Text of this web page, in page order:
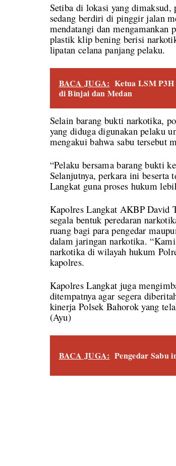
Setiba di lokasi yang dimaksud,
sedang berdiri di pinggir jalan
mendatangi dan mengamankan
plastik klip bening berisi
lipatan celana panjang pelaku.
BACA JUGA: Ketua LSM
di Binjai dan Medan
Selain barang bukti narkotika,
yang diduga digunakan pelaku
mengakui bahwa sabu tersebut
“Pelaku bersama barang bukti
Selanjutnya, perkara ini beserta
Langkat guna proses hukum
Kapolres Langkat AKBP David
segala bentuk peredaran
ruang bagi para pengedar
dalam jaringan narkotika.
narkotika di wilayah hukum
kapolres.
Kapolres Langkat juga
ditempatnya agar segera
kinerja Polsek Bahorok yang
(Ayu)
BACA JUGA: Pengedar Sabu